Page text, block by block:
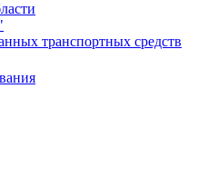
транспортных средств